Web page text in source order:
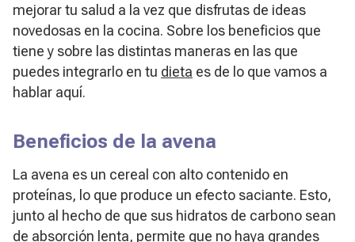
mejorar tu salud a la vez que disfrutas de ideas
novedosas en la cocina. Sobre los beneficios que
tiene y sobre las distintas maneras en las que
puedes integrarlo en tu dieta es de lo que vamos a
hablar aquí.
Beneficios de la avena
La avena es un cereal con alto contenido en
proteínas, lo que produce un efecto saciante. Esto,
junto al hecho de que sus hidratos de carbono sean
de absorción lenta, permite que no haya grandes